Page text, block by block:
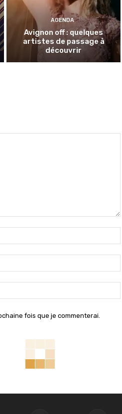
AGENDA
Avignon off : quelques
artistes de passage à
découvrir
:*
:*
:
fois que je commenterai.